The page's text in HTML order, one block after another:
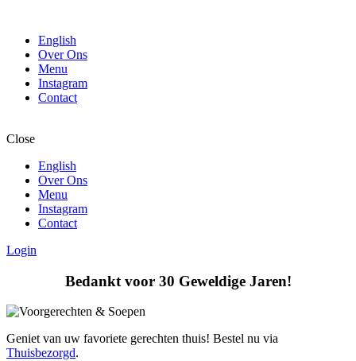
English
Over Ons
Menu
Instagram
Contact
Close
English
Over Ons
Menu
Instagram
Contact
Login
Bedankt voor 30 Geweldige Jaren!
Geniet van uw favoriete gerechten thuis! Bestel nu via
Thuisbezorgd.